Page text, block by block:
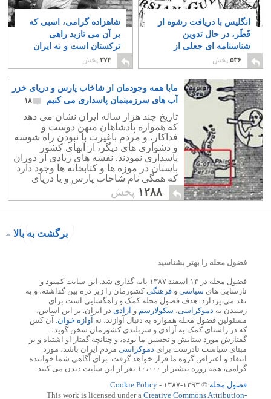
انگلیس با دریافت رشوه از
قَطَر، در حال تدوین
شناسنامه ای جعلی از
منطقه خلیج پارس است
۶
۵۳۶ پخش
شاهزاده گرامی، اسبی که
بر آن می تازید راهی
ترکستان است و نه ایران
– بخش نخست
۳۷۴ پخش
مابا همه وجودمان از شاخاب پارس و دریای خزر
آب های سرزمینمان پاسداری می کنیم
۱۸
تاریخ چند هزار ساله ایران نشان می دهد
که همواره پادشاهان میهن دوست و
فداکار، و مردم باغیرت با نبودن راه شوسه
و دشواری های دیگر، از آبهای کشور
پاسداری نمودند. نقشه های زیادی از دوران
باستان در موزه ها و کتابخانه ها وجود دارد
که همگی نام شاخاب پارس و یا دریای
شود.
۱۲۸۸ پخش
برگشت به بالا
فضول محله را بهتر بشناسید
فضول محله در ۱۳ اسفند ۱۳۸۷ پایه گذاری شد. این سایت کمبود و
نارسایی های سیاسی و فرهنگیکشورمان را زیر ذره بین گذاشته، و به
نقد می پردازد. هدف فضول محله کمک و راهگشایی است برای
رسیدن به دموکراسی، سکولارسم و آزادی در ایران. بر این اساس،
مسئولین فضول محله همواره به دنبال آوازند، نه آوازه خوان. آن کس
که در راستای کمک به آزادی و سربلندی کشورمان سخن گوید،
گفتارش مورد ستایش و تحسین ما بوده، و چنانچه گفتار او اشتباه و بر
مبنای سیاست نادرست برای دموکراسی مردم ایران باشد، مورد
انتقاد و اعتراض گروه ما قرار خواهد گرفت. برای آگاهی شما خواننده
گرامی، همه روزه بیشتر از ۱۰،۰۰۰ نفر از این سایت دیدن می کنند.
فضول محله © ۱۳۹۳-۱۳۸۷ -
Cookie Policy
This work is licensed under a Creative Commons Attribution-